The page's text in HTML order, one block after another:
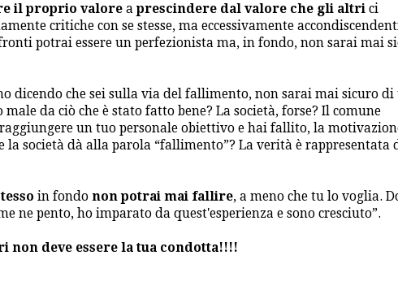
il proprio valoreaprescindere dal valore che gli altrici
critiche con se stesse, ma eccessivamente
potrai essere un perfezionista ma, in fondo, non sarai mai
dicendo che sei sulla via del fallimento, non sarai mai sicuro di
da ciò che è stato fatto bene? La società, forse? Il comune
un tuo personale obiettivo e hai fallito, la
la società dà alla parola “fallimento”? La verità è rappresentata
in fondo non potrai mai fallire, a meno che tu lo voglia.
ne pento, ho imparato da quest'esperienza e sono cresciuto”.
non deve essere la tua condotta!!!!